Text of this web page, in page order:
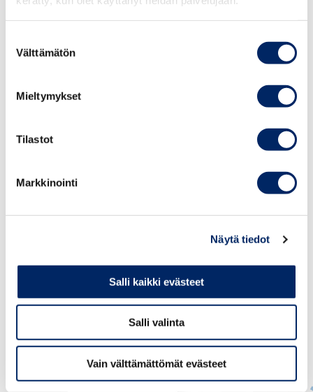
valinta
Välttämätön
Mieltymykset
Tilastot
Markkinointi
Näytä tiedot
Salli kaikki evästeet
Salli valinta
Vain välttämättömät evästeet
Päivän huipennuksena palkitaan Vuoden brändi